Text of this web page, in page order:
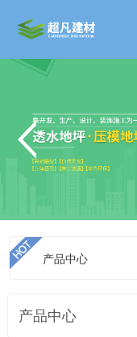
产品中心
产品中心